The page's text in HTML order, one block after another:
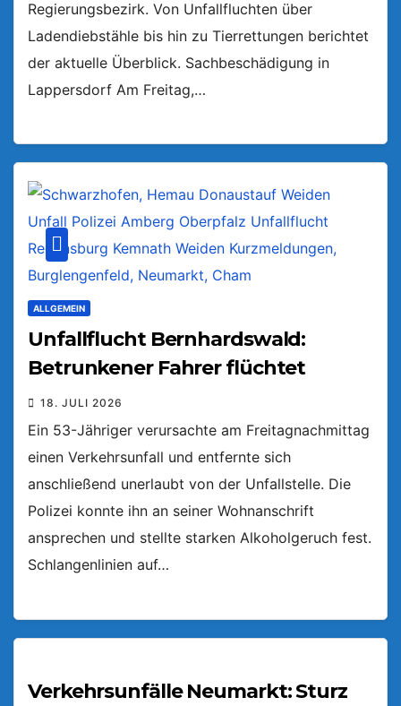
Regierungsbezirk. Von Unfallfluchten über
Ladendiebstähle bis hin zu Tierrettungen berichtet
der aktuelle Überblick. Sachbeschädigung in
Lappersdorf Am Freitag,…
ALLGEMEIN
Unfallflucht Bernhardswald:
Betrunkener Fahrer flüchtet
18. JULI 2026
Ein 53-Jähriger verursachte am Freitagnachmittag
einen Verkehrsunfall und entfernte sich
anschließend unerlaubt von der Unfallstelle. Die
Polizei konnte ihn an seiner Wohnanschrift
ansprechen und stellte starken Alkoholgeruch fest.
Schlangenlinien auf…
Verkehrsunfälle Neumarkt: Sturz